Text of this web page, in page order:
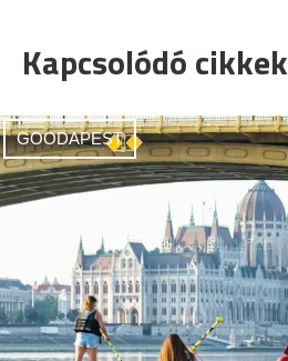
Kapcsolódó cikkek
GOODAPEST